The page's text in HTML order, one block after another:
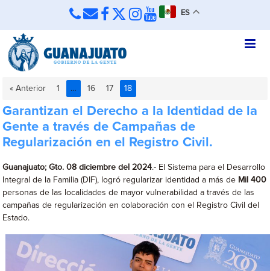
ES
« Anterior 1 … 16 17 18
Garantizan el Derecho a la Identidad de la
Gente a través de Campañas de
Regularización en el Registro Civil.
Guanajuato; Gto. 08 diciembre del 2024.- El Sistema para el Desarrollo
Integral de la Familia (DIF), logró regularizar identidad a más de Mil 400
personas de las localidades de mayor vulnerabilidad a través de las
campañas de regularización en colaboración con el Registro Civil del
Estado.